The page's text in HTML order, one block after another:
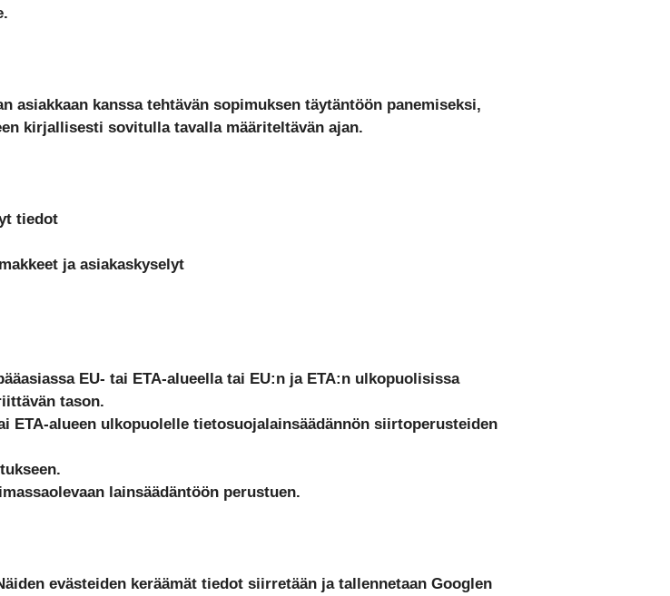
kanssa tehtävän sopimuksen täytäntöön panemiseksi,
kirjallisesti sovitulla tavalla määriteltävän ajan.
tiedot
ja asiakaskyselyt
EU- tai ETA-alueella tai EU:n ja ETA:n ulkopuolisissa
tason.
ETA-alueen ulkopuolelle tietosuojalainsäädännön siirtoperusteiden
lainsäädäntöön perustuen.
evästeiden keräämät tiedot siirretään ja tallennetaan Googlen